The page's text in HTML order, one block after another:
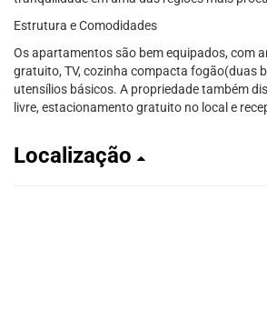
Estrutura e Comodidades
Os apartamentos são bem equipados, com
gratuito, TV, cozinha compacta fogão(duas
utensílios básicos. A propriedade também
livre, estacionamento gratuito no local e
Localização